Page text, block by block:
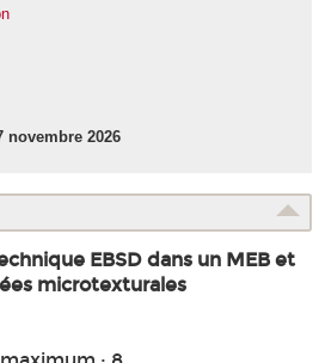
novembre 2026
EBSD dans un MEB et
microtexturales